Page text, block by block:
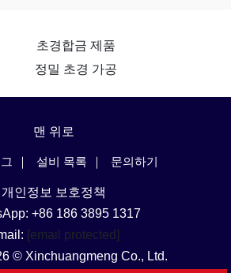
초경합금 제품
정밀 초경 가공
맨 위로
설비 목록 문의하기
개인정보 보호정책
+86 186 3895 1317
[email protected]
© Xinchuangmeng Co., Ltd.